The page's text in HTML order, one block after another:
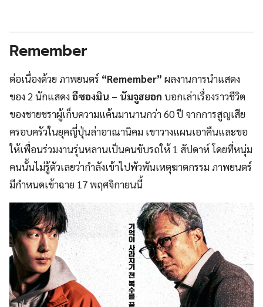
Remember
ต่อเนื่องด้วย ภาพยนตร์ “Remember” ผลงานการนำแสดง
ของ 2 นักแสดงอีซองมิน – นัมจูฮยอก บอกเล่าเรื่องราวชีวิต
ของชายชราผู้เก็บความแค้นมานานกว่า 60 ปี จากการสูญเสีย
ครอบครัวในยุคญี่ปุ่นล่าอาณานิคม เขาวางแผนเอาคืนและขอ
ให้เพื่อนร่วมงานรุ่นหลานเป็นคนขับรถให้ 1 สัปดาห์ โดยที่หนุ่ม
คนนั้นไม่รู้ตัวเลยว่ากำลังเข้าไปพัวพันเหตุฆาตกรรม ภาพยนตร์
มีกำหนดเข้าฉาย 17 พฤศจิกายนนี้